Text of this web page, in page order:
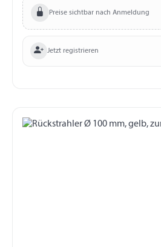
Preise sichtbar nach Anmeldung
Jetzt registrieren